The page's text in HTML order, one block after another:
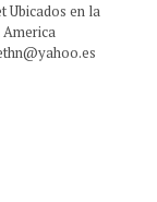
Ubicados en la